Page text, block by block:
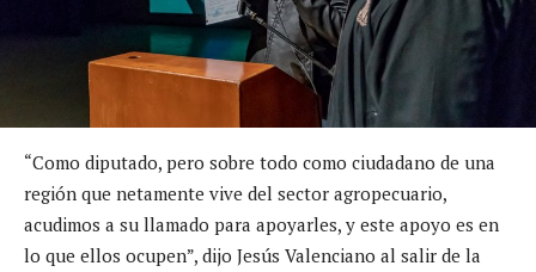
“Como diputado, pero sobre todo como ciudadano de una
región que netamente vive del sector agropecuario,
acudimos a su llamado para apoyarles, y este apoyo es en
lo que ellos ocupen”, dijo Jesús Valenciano al salir de la